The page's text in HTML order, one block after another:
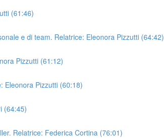
(61:46)
e di team. Relatrice: Eleonora Pizzutti (64:42)
Pizzutti (61:12)
Eleonora Pizzutti (60:18)
(64:45)
Relatrice: Federica Cortina (76:01)